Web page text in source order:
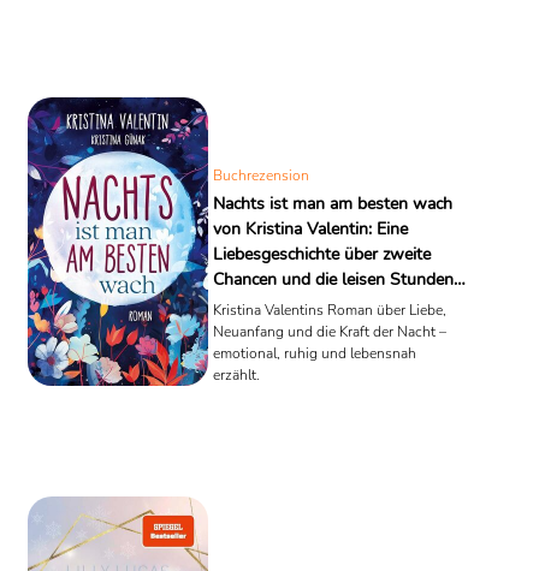
Buchrezension
Nachts ist man am besten wach
von Kristina Valentin: Eine
Liebesgeschichte über zweite
Chancen und die leisen Stunden
dazwischen
Kristina Valentins Roman über Liebe,
Neuanfang und die Kraft der Nacht –
emotional, ruhig und lebensnah
erzählt.